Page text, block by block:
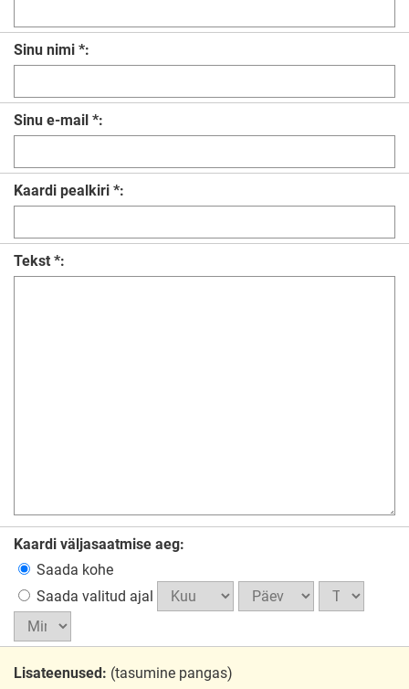
Sinu nimi *:
Sinu e-mail *:
Kaardi pealkiri *:
Tekst *:
Kaardi väljasaatmise aeg:
Saada kohe
Saada valitud ajal
Lisateenused: (tasumine pangas)